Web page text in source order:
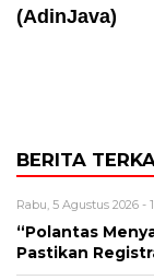
(AdinJava)
BERITA
Rabu, 5 Agustus 2026 -
“Polantas
Pastikan